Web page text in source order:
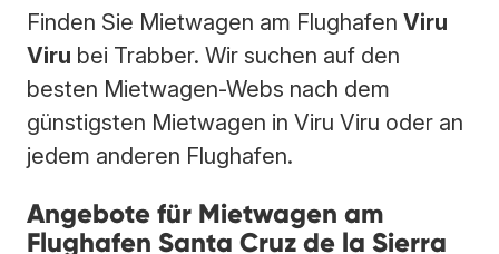
Finden Sie Mietwagen am Flughafen Viru
Viru bei Trabber. Wir suchen auf den
besten Mietwagen-Webs nach dem
günstigsten Mietwagen in Viru Viru oder an
jedem anderen Flughafen.
Angebote für Mietwagen am
Flughafen Santa Cruz de la Sierra